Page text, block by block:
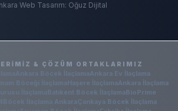
Web Tasarım: Oğuz Dijital
& ÇÖZÜM ORTAKLARIMIZ
Ankara Böcek İlaçlamaAnkara Ev İlaçlama
Böceği İlaçlamaHaşere İlaçlamaAnkara İlaçlama
İlaçlamaBatıkent Böcek İlaçlamaBioPrime
Böcek İlaçlama AnkaraÇankaya Böcek İlaçlama